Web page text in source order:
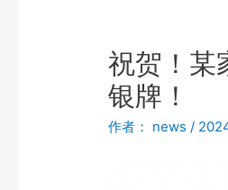
祝贺！某
银牌！
作者： news /